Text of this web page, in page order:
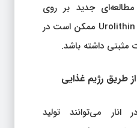
جدید بر روی
موش‌ها نشان داده که Urolithin A ممکن است در
مثبتی داشته باشد.
می‌توانند تولید